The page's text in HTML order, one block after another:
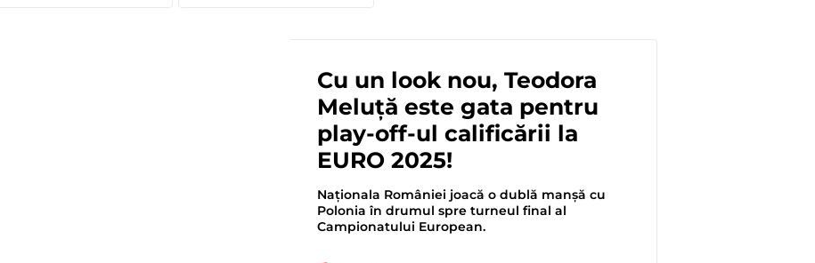
Cu un look nou, Teodora
Meluță este gata pentru
play-off-ul calificării la
EURO 2025!
Naționala României joacă o dublă manșă cu
Polonia în drumul spre turneul final al
Campionatului European.